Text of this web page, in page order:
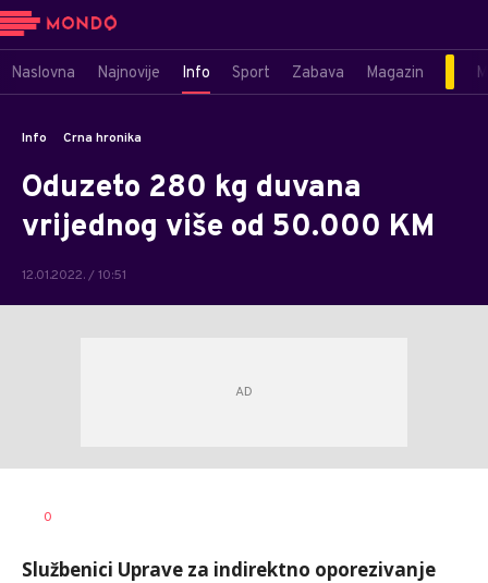
Naslovna Najnovije Info Sport Zabava Magazin
Info Crna hronika
Oduzeto 280 kg duvana
vrijednog više od 50.000 KM
12.01.2022. / 10:51
AUTOR
0
Službenici Uprave za indirektno oporezivanje